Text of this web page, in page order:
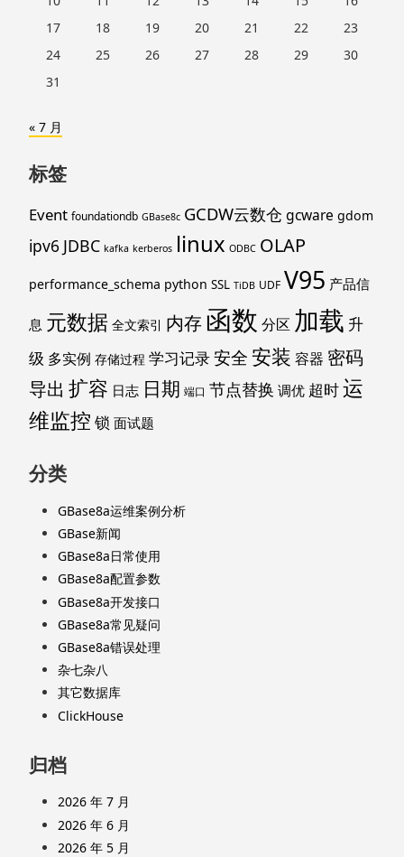
17
18 19 20 21 22
23
24
25 26 27 28 29
30
31
« 7 月
标签
Event foundationdb GBase8c GCDW云数仓 gcware gdom
ipv6 JDBC kafka kerberos linux ODBC OLAP
performance_schema python SSL TiDB UDF V95 产品信
息 元数据 全文索引 内存函数 分区 加载 升
级 多实例 存储过程 学习记录安全安装 容器 密码
导出 扩容 日志 日期 端口 节点替换 调优 超时运
维监控 锁 面试题
分类
GBase8a运维案例分析
GBase新闻
GBase8a日常使用
GBase8a配置参数
GBase8a开发接口
GBase8a常见疑问
GBase8a错误处理
杂七杂八
其它数据库
ClickHouse
归档
2026 年 7 月
2026 年 6 月
2026 年 5 月